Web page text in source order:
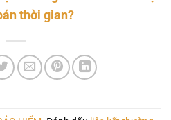
thời gian?